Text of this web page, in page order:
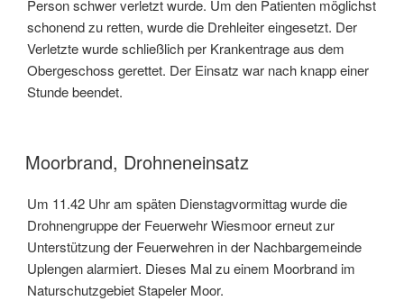
Person schwer verletzt wurde. Um den Patienten möglichst
schonend zu retten, wurde die Drehleiter eingesetzt. Der
Verletzte wurde schließlich per Krankentrage aus dem
Obergeschoss gerettet. Der Einsatz war nach knapp einer
Stunde beendet.
Moorbrand, Drohneneinsatz
Um 11.42 Uhr am späten Dienstagvormittag wurde die
Drohnengruppe der Feuerwehr Wiesmoor erneut zur
Unterstützung der Feuerwehren in der Nachbargemeinde
Uplengen alarmiert. Dieses Mal zu einem Moorbrand im
Naturschutzgebiet Stapeler Moor.